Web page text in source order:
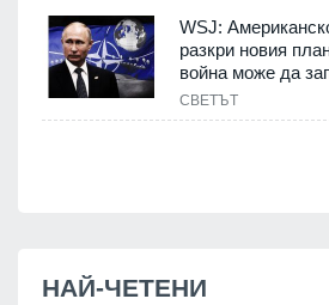
WSJ:
разкри новия
война може да
СВЕТЪТ
НАЙ-ЧЕТЕНИ